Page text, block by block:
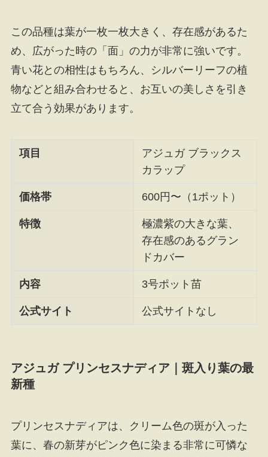
この品種は葉が一枚一枚大きく、存在感があるた
め、広がった時の「面」の力が非常に強いです。
青い花との相性はもちろん、シルバーリーフの植
物などと組み合わせると、お互いの美しさを引き
立て合う効果があります。
項目
アジュガ ブラックス
カラップ
価格帯 600円〜（1ポット）
特徴
極濃紫の大きな葉、
存在感のあるグラン
ドカバー
内容 3号ポット苗
公式サイト 公式サイトなし
アジュガ プリンセスナディア｜斑入り葉の最
新種
プリンセスナディアは、クリーム色の斑が入った
葉に、春の新芽がピンク色に染まる非常に可憐な